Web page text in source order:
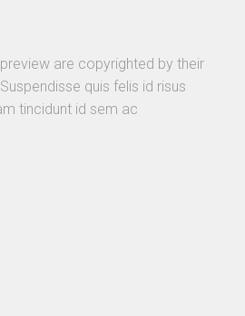
are copyrighted by their
quis felis id risus
tincidunt id sem ac